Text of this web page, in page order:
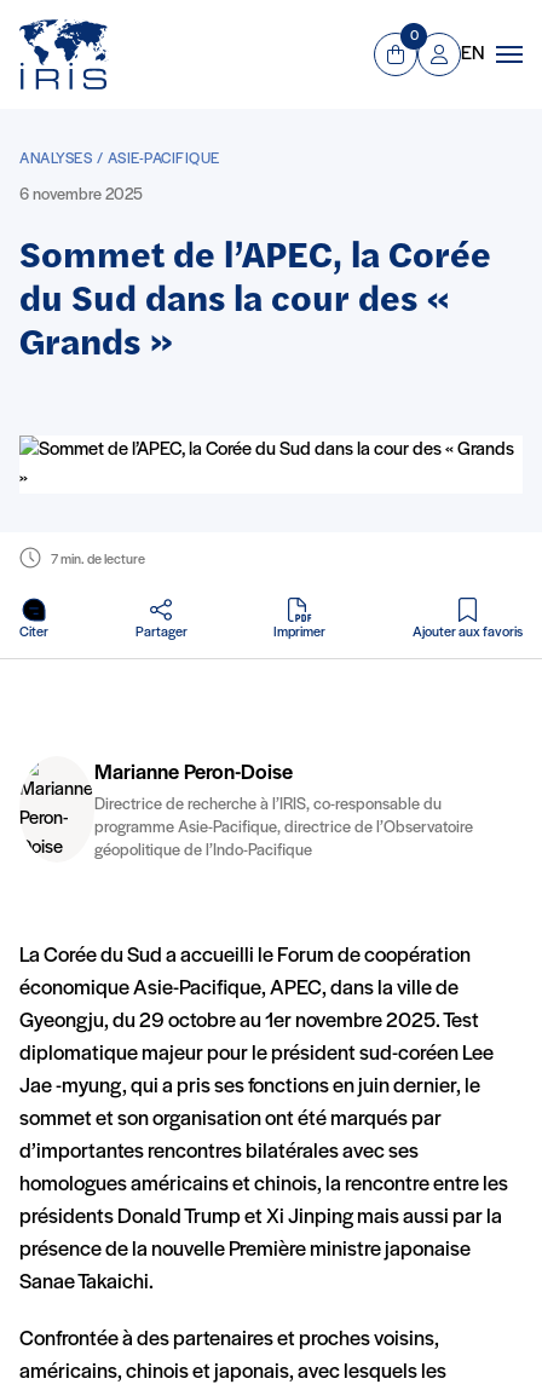
Aller au contenu principal
Panier
0
Mon compte
EN
ANALYSES / ASIE-PACIFIQUE
6 novembre 2025
Sommet de l’APEC, la Corée
du Sud dans la cour des «
Grands »
7 min. de lecture
Citer Partager Imprimer
en PDF
Ajouter aux favoris
Marianne Peron-Doise
Directrice de recherche à l’IRIS, co-responsable du
programme Asie-Pacifique, directrice de l’Observatoire
géopolitique de l’Indo-Pacifique
La Corée du Sud a accueilli le Forum de coopération
économique Asie-Pacifique, APEC, dans la ville de
Gyeongju, du 29 octobre au 1er novembre 2025. Test
diplomatique majeur pour le président sud-coréen Lee
Jae -myung, qui a pris ses fonctions en juin dernier, le
sommet et son organisation ont été marqués par
d’importantes rencontres bilatérales avec ses
homologues américains et chinois, la rencontre entre les
présidents Donald Trump et Xi Jinping mais aussi par la
présence de la nouvelle Première ministre japonaise
Sanae Takaichi.
Confrontée à des partenaires et proches voisins,
américains, chinois et japonais, avec lesquels les